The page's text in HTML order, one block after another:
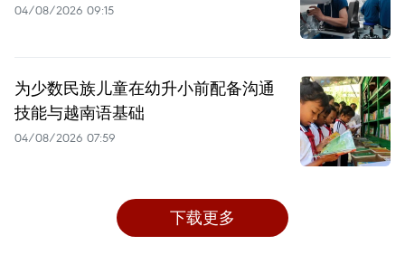
04/08/2026 09:15
为少数民族儿童在幼升小前配备沟通
技能与越南语基础
04/08/2026 07:59
下载更多